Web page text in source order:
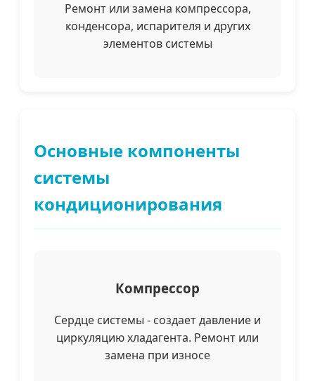
Ремонт или замена компрессора,
конденсора, испарителя и других
элементов системы
Основные компоненты
системы
кондиционирования
Компрессор
Сердце системы - создает давление и
циркуляцию хладагента. Ремонт или
замена при износе